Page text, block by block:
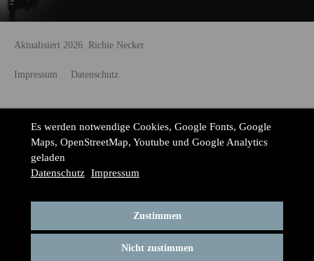
Aktualisiert 2026. Richie Necker
Impressum Datenschutz
Es werden notwendige Cookies, Google Fonts, Google
Maps, OpenStreetMap, Youtube und Google Analytics
geladen
Datenschutz Impressum
Zustimmen
Nicht zustimmen